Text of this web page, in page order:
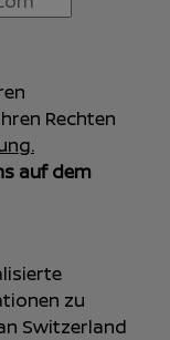
Rechten
auf dem
zu
Switzerland